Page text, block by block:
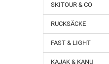
SKITOUR & CO
RUCKSÄCKE
FAST & LIGHT
KAJAK & KANU